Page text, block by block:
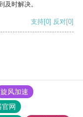
及时解决。
支持[0] 反对[0]
旋风加速
官网